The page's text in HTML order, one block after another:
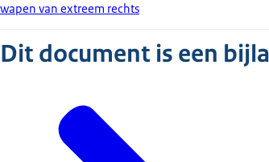
wapen van extreem rechts
Dit document is een